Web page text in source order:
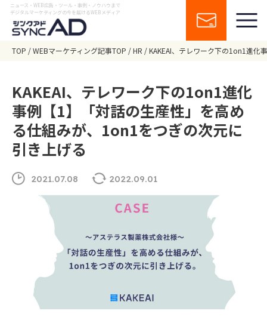
ニュース・WEB広告・ツール・事例・ノウハウまで
デジタルマーケティングの今を届けるWEBメディア
TOP WEBマーケティング記事TOP HR KAKEAI、テレワーク下の1on1進化
KAKEAI、テレワーク下の1on1進化
事例【1】「対話の生産性」を高め
る仕組みが、1on1をつぎの次元に
引き上げる
2021.07.08 2022.09.01